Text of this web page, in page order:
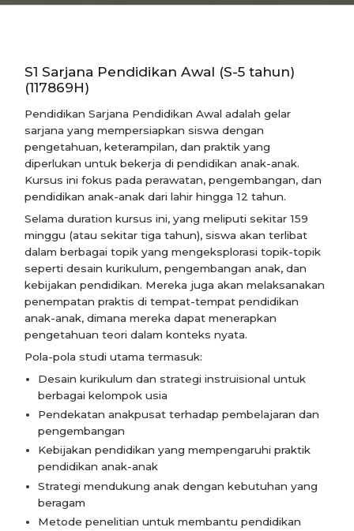
S1 Sarjana Pendidikan Awal (S-5 tahun)
(117869H)
Pendidikan Sarjana Pendidikan Awal adalah gelar
sarjana yang mempersiapkan siswa dengan
pengetahuan, keterampilan, dan praktik yang
diperlukan untuk bekerja di pendidikan anak-anak.
Kursus ini fokus pada perawatan, pengembangan, dan
pendidikan anak-anak dari lahir hingga 12 tahun.
Selama duration kursus ini, yang meliputi sekitar 159
minggu (atau sekitar tiga tahun), siswa akan terlibat
dalam berbagai topik yang mengeksplorasi topik-topik
seperti desain kurikulum, pengembangan anak, dan
kebijakan pendidikan. Mereka juga akan melaksanakan
penempatan praktis di tempat-tempat pendidikan
anak-anak, dimana mereka dapat menerapkan
pengetahuan teori dalam konteks nyata.
Pola-pola studi utama termasuk:
Desain kurikulum dan strategi instruisional untuk
berbagai kelompok usia
Pendekatan anakpusat terhadap pembelajaran dan
pengembangan
Kebijakan pendidikan yang mempengaruhi praktik
pendidikan anak-anak
Strategi mendukung anak dengan kebutuhan yang
beragam
Metode penelitian untuk membantu pendidikan